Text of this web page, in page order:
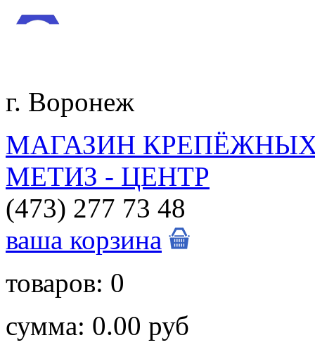
г. Воронеж
МАГАЗИН
МЕТИЗ - ЦЕНТР
(473) 277 73 48
ваша корзина
товаров: 0
сумма: 0.00 руб